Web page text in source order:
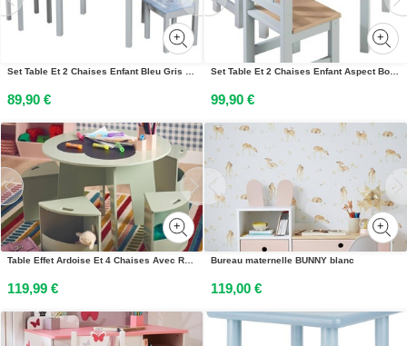
Set Table Et 2 Chaises Enfant Bleu Gris - Pat Patrouille
89,90 €
Set Table Et 2 Chaises Enfant Aspect Bois Woody Gris Taupe / Aspect Bois
99,90 €
Table Effet Ardoise Et 4 Chaises Avec Rangement Pour Enfant Vert
119,99 €
Bureau maternelle BUNNY blanc
119,00 €